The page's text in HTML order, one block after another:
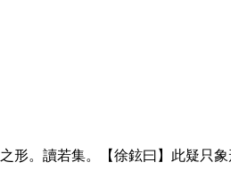
之形。讀若集。【徐鉉曰】此疑